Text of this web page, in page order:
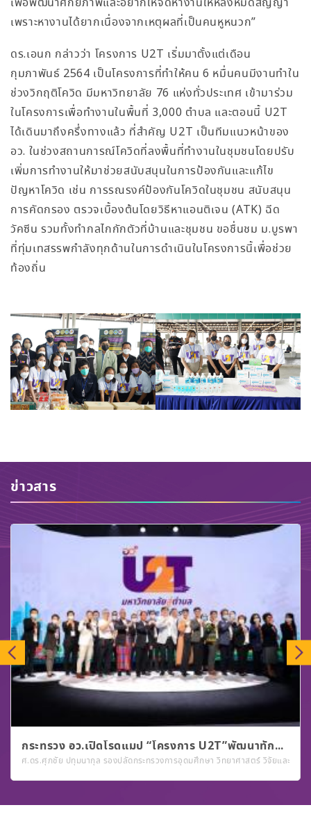
เพราะหางานได้ยากเนื่องจากเหตุผลที่เป็นคนหูหนวก”
ดร.เอนก กล่าวว่า โครงการ U2T เริ่มมาตั้งแต่เดือน
กุมภาพันธ์ 2564 เป็นโครงการที่ทำให้คน 6 หมื่นคนมีงานทำใน
ช่วงวิกฤติโควิด มีมหาวิทยาลัย 76 แห่งทั่วประเทศ เข้ามาร่วม
ในโครงการเพื่อทำงานในพื้นที่ 3,000 ตำบล และตอนนี้ U2T
ได้เดินมาถึงครึ่งทางแล้ว ที่สำคัญ U2T เป็นทีมแนวหน้าของ
อว. ในช่วงสถานการณ์โควิดที่ลงพื้นที่ทำงานในชุมชนโดยปรับ
เพิ่มการทำงานให้มาช่วยสนับสนุนในการป้องกันและแก้ไข
ปัญหาโควิด เช่น การรณรงค์ป้องกันโควิดในชุมชน สนับสนุน
การคัดกรอง ตรวจเบื้องต้นโดยวิธีหาแอนติเจน (ATK) ฉีด
วัคซีน รวมทั้งทำกลไกกักตัวที่บ้านและชุมชน ขอชื่นชม ม.บูรพา
ที่ทุ่มเทสรรพกำลังทุกด้านในการดำเนินในโครงการนี้เพื่อช่วย
ท้องถิ่น
ข่าวสาร
For BCG Online Community” ทำกิจกรรมให้สอดคล้องกับกลุ่มเป้าหมายหลัก
กระทรวง อว.เปิดโรดแมป “โครงการ U2T”พัฒนาทักษะผู้ได้รับการจ้างงานผ่านระบบออนไลน์ก่อนทยอยลงพื้นที่จริง!
ศ.ดร.ศุภชัย ปทุมนากุล รองปลัดกระทรวงการอุดมศึกษา วิทยาศาสตร์ วิจัยและนวัต